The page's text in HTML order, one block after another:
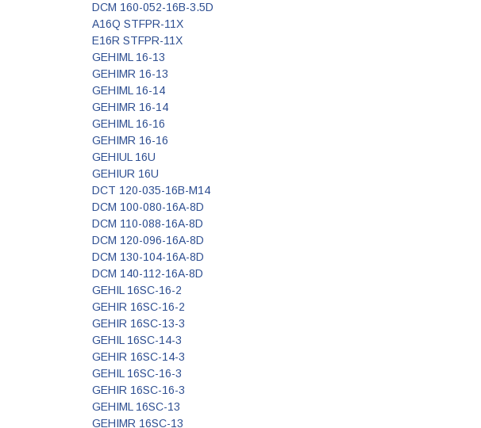
DCM 160-052-16B-3.5D
A16Q STFPR-11X
E16R STFPR-11X
GEHIML 16-13
GEHIMR 16-13
GEHIML 16-14
GEHIMR 16-14
GEHIML 16-16
GEHIMR 16-16
GEHIUL 16U
GEHIUR 16U
DCT 120-035-16B-M14
DCM 100-080-16A-8D
DCM 110-088-16A-8D
DCM 120-096-16A-8D
DCM 130-104-16A-8D
DCM 140-112-16A-8D
GEHIL 16SC-16-2
GEHIR 16SC-16-2
GEHIR 16SC-13-3
GEHIL 16SC-14-3
GEHIR 16SC-14-3
GEHIL 16SC-16-3
GEHIR 16SC-16-3
GEHIML 16SC-13
GEHIMR 16SC-13